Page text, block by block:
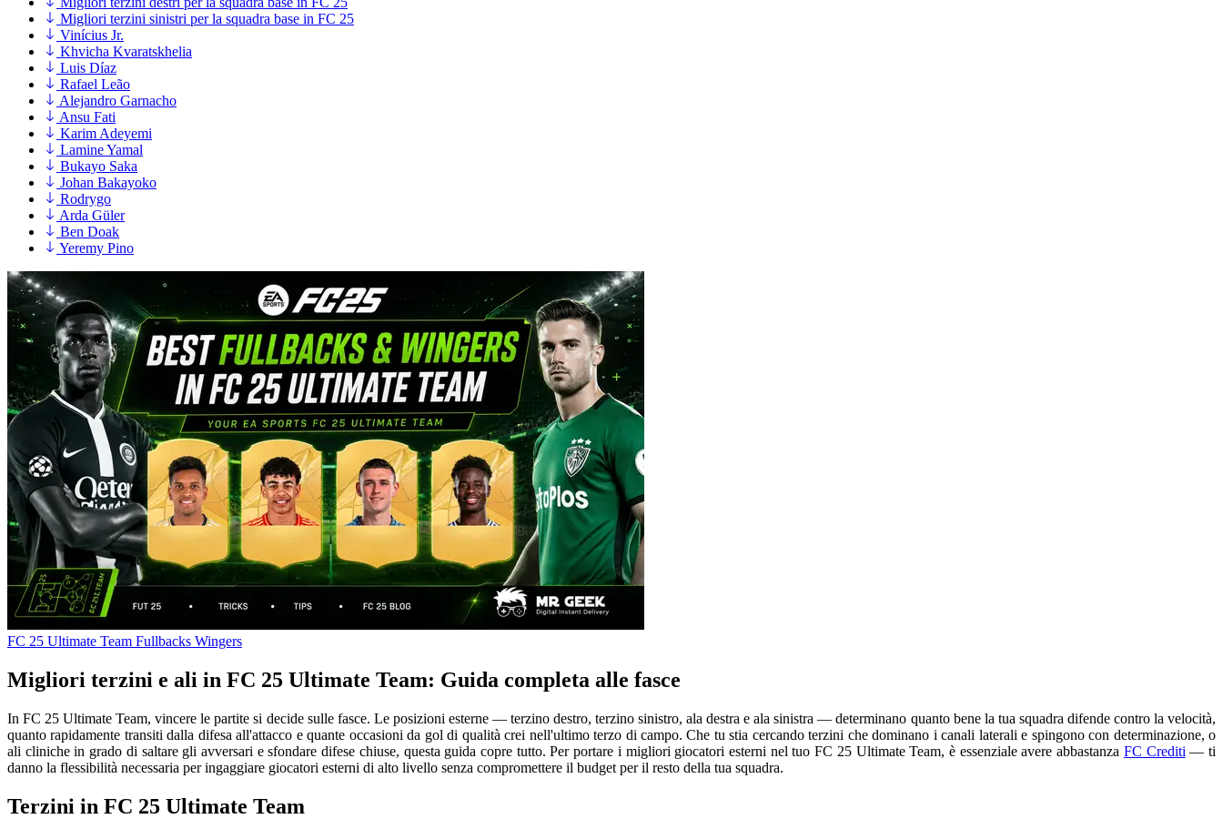
Migliori terzini sinistri per la squadra base in FC 25
Vinícius Jr.
Khvicha Kvaratskhelia
Luis Díaz
Rafael Leão
Alejandro Garnacho
Ansu Fati
Karim Adeyemi
Lamine Yamal
Bukayo Saka
Johan Bakayoko
Rodrygo
Arda Güler
Ben Doak
Yeremy Pino
FC 25 Ultimate Team Fullbacks Wingers
Migliori terzini e ali in FC 25 Ultimate Team: Guida completa alle fasce
In FC 25 Ultimate Team, vincere le partite si decide sulle fasce. Le posizioni esterne — terzino destro, terzino sinistro, ala destra e ala sinistra — determinano quanto bene la tua squadra difende contro la velocità,
quanto rapidamente transiti dalla difesa all'attacco e quante occasioni da gol di qualità crei nell'ultimo terzo di campo. Che tu stia cercando terzini che dominano i canali laterali e spingono con determinazione, o
ali cliniche in grado di saltare gli avversari e sfondare difese chiuse, questa guida copre tutto. Per portare i migliori giocatori esterni nel tuo FC 25 Ultimate Team, è essenziale avere abbastanza FC Crediti — ti
danno la flessibilità necessaria per ingaggiare giocatori esterni di alto livello senza compromettere il budget per il resto della tua squadra.
Terzini in FC 25 Ultimate Team